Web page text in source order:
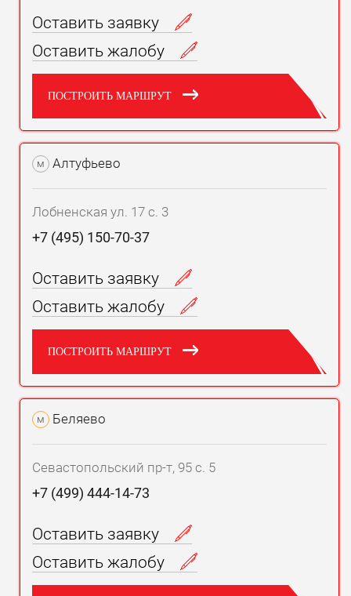
Оставить заявку
Оставить жалобу
ПОСТРОИТЬ МАРШРУТ
м Алтуфьево
Лобненская ул. 17 с. 3
+7 (495) 150-70-37
Оставить заявку
Оставить жалобу
ПОСТРОИТЬ МАРШРУТ
м Беляево
Севастопольский пр-т, 95 с. 5
+7 (499) 444-14-73
Оставить заявку
Оставить жалобу